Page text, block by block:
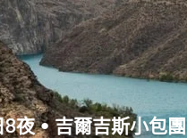
夜 • 吉爾吉斯小包團